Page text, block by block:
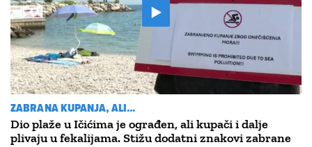
ZABRANA KUPANJA, ALI...
Dio plaže u Ičićima je ograđen, ali kupači i dalje
plivaju u fekalijama. Stižu dodatni znakovi zabrane